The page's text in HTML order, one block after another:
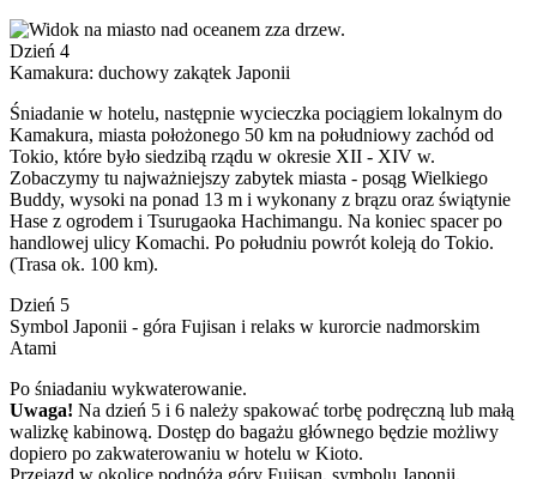
Dzień 4
Kamakura: duchowy zakątek Japonii
Śniadanie w hotelu, następnie wycieczka pociągiem lokalnym do
Kamakura, miasta położonego 50 km na południowy zachód od
Tokio, które było siedzibą rządu w okresie XII - XIV w.
Zobaczymy tu najważniejszy zabytek miasta - posąg Wielkiego
Buddy, wysoki na ponad 13 m i wykonany z brązu oraz świątynie
Hase z ogrodem i Tsurugaoka Hachimangu. Na koniec spacer po
handlowej ulicy Komachi. Po południu powrót koleją do Tokio.
(Trasa ok. 100 km).
Dzień 5
Symbol Japonii - góra Fujisan i relaks w kurorcie nadmorskim
Atami
Po śniadaniu wykwaterowanie.
Uwaga! Na dzień 5 i 6 należy spakować torbę podręczną lub małą
walizkę kabinową. Dostęp do bagażu głównego będzie możliwy
dopiero po zakwaterowaniu w hotelu w Kioto.
Przejazd w okolice podnóża góry Fujisan, symbolu Japonii.